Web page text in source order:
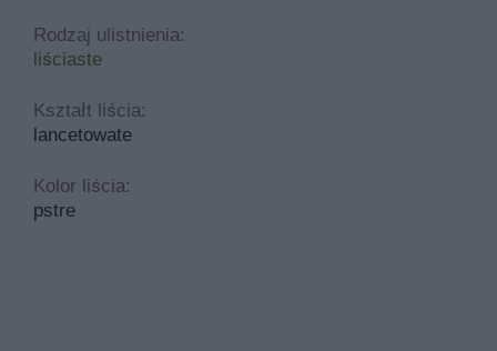
Rodzaj ulistnienia:
liściaste
Kształt liścia:
lancetowate
Kolor liścia:
pstre